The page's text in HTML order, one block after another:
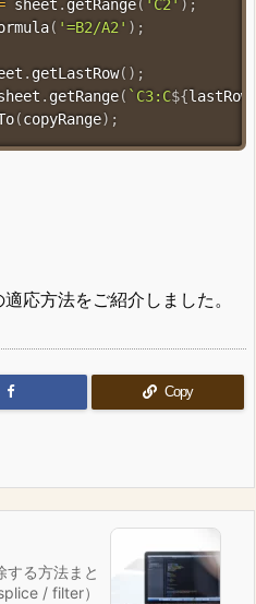
sheet . getRange( 'C2' ) ;
( '=B2/A2' ) ;
. getLastRow( ) ;
. getRange( ` C3:C${lastRow
(copyRange) ;
応方法をご紹介しました。
Copy
する方法まと
/ filter）